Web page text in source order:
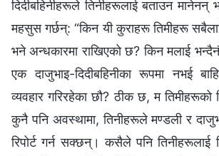
दिदीबहिनीहरूले तिनीहरूलाई बताउन
महसुस गर्छन्: “किन यी कुराहरू तिमीहरू
भने अन्धकारमा राखिएको छ? किन मलाई
एक दाजुभाइ-दिदीबहिनीका रूपमा नभई
व्यवहार गरिरहेका छौ? ठीक छ, म तिमीहरूको
कुनै पनि अवस्थामा, तिनीहरूले मण्डली र
रिपोर्ट गर्न सक्छन्। कसैले पनि तिनीहरूलाई